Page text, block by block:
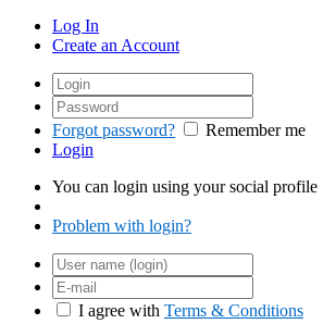
Log In
Create an Account
Forgot password?
Remember me
Login
You can login using your social profile
Problem with login?
I agree with Terms & Conditions